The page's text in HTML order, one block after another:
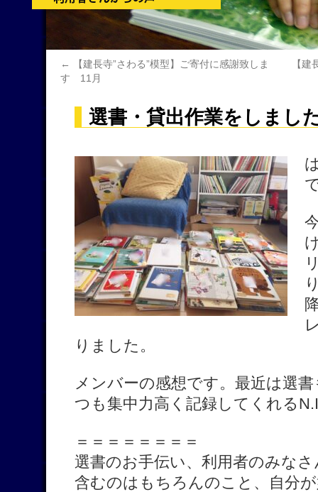
←
【建長寺”さわる”模型】ご寄付に感謝致しま
す 11月
【
選書・貸出作業をしま
りました。
メンバーの感想です。最近は選
つも集中力高く記録してくれる
＝＝＝＝＝＝＝＝
選書のお手伝い、利用者のみな
含むのはもちろんのこと、自分